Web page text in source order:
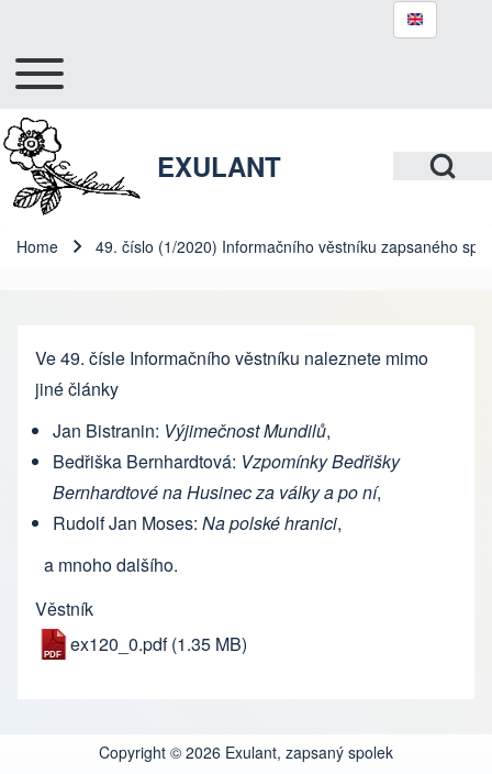
Close search
Hlavní navigace
Toggle main menu
Open Search
EXULANT
Home 49. číslo (1/2020) Informačního věstníku zapsaného
Ve 49. čísle Informačního věstníku naleznete mimo
jiné články
Jan Bistranin: Výjimečnost Mundilů,
Bedřiška Bernhardtová: Vzpomínky Bedřišky
Bernhardtové na Husinec za války a po ní,
Rudolf Jan Moses: Na polské hranici,
a mnoho dalšího.
Věstník
ex120_0.pdf (1.35 MB)
Copyright © 2026 Exulant, zapsaný spolek